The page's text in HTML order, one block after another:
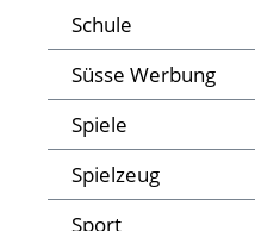
Schule
Süsse Werbung
Spiele
Spielzeug
Sport